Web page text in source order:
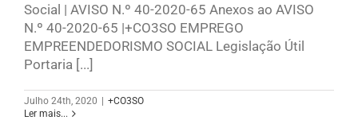
Social | AVISO N.º 40-2020-65 Anexos ao AVISO
N.º 40-2020-65 |+CO3SO EMPREGO
EMPREENDEDORISMO SOCIAL Legislação Útil
Portaria [...]
Julho 24th, 2020 | +CO3SO
Ler mais...